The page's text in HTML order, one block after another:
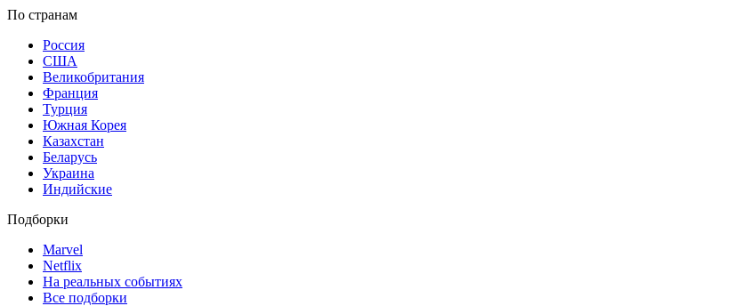
По странам
Россия
США
Великобритания
Франция
Турция
Южная Корея
Казахстан
Беларусь
Украина
Индийские
Подборки
Marvel
Netflix
На реальных событиях
Все подборки